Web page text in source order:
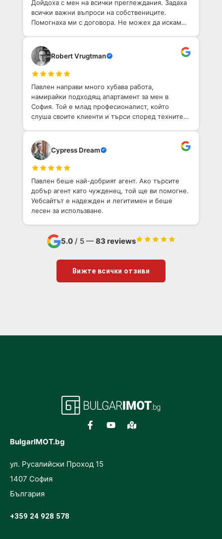
Дойдоха с мен на всички преглеждания. Задаха
всички важни въпроси на собствениците.
Помогнаха ми с договора. Не можех да искам
Robert Vrugtman
Павлен направи много хубава работа,
намирайки подходящ апартамент за мен в
София. Той е млад професионалист, който
слуша своите клиенти и търси според техните
Cypress Dream
Павлен беше най-добрият агент. Ако търсите
добър агент като чужденец, той ще ви помогне.
Уебсайтът е надежден и легитимен и беше
лесен за использване.
5.0/ 5 — 83 reviews
Вижте всички отзиви
BulgarIMOT.bg
ул. Русалийски Проход 15
1407 София
България
+359 24 928 578